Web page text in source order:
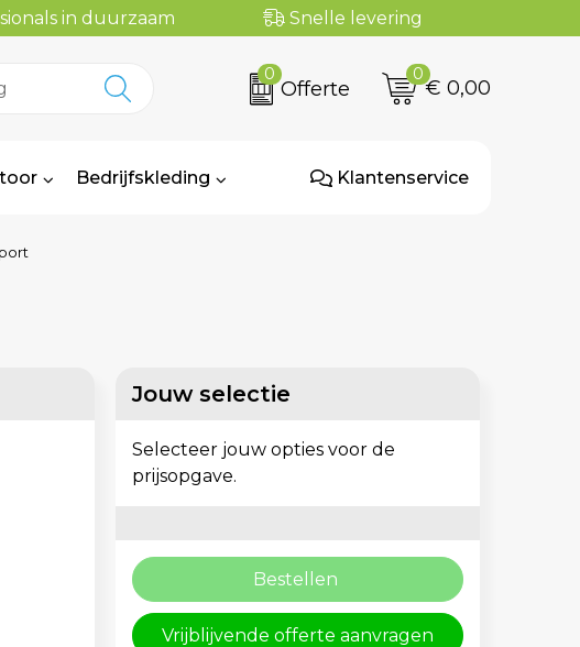
in duurzaam Snelle levering
0
Offerte
0
€ 0,00
Bedrijfskleding Klantenservice
Jouw selectie
Selecteer jouw opties voor de
prijsopgave.
Bestellen
Vrijblijvende offerte aanvragen